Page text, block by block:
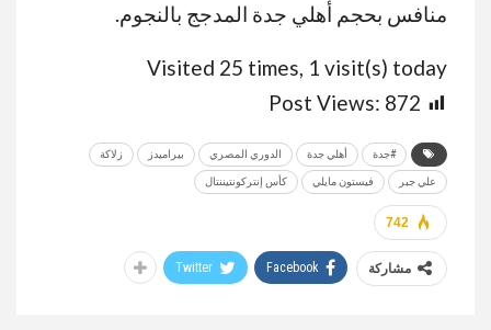
منافس بحجم أهلي جدة المدجج بالنجوم.
Visited 25 times, 1 visit(s) today
Post Views: 872
#جدة أهلي جدة الدوري المصري بيراميدز زلاكة
علي جبر فيستون مايلي كأس إنتركونتيننتال
742
مشاركة Facebook
Twitter